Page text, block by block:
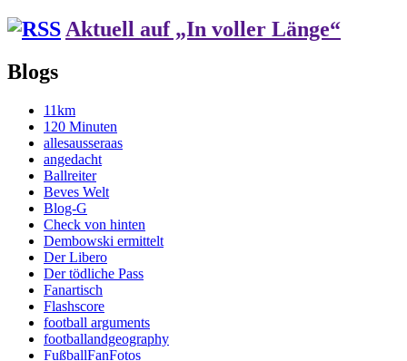
Aktuell auf „In voller Länge“
Blogs
11km
120 Minuten
allesausseraas
angedacht
Ballreiter
Beves Welt
Blog-G
Check von hinten
Dembowski ermittelt
Der Libero
Der tödliche Pass
Fanartisch
Flashscore
football arguments
footballandgeography
FußballFanFotos